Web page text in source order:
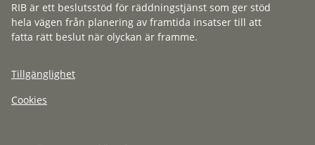
RIB är ett beslutsstöd för räddningstjänst som ger stöd
hela vägen från planering av framtida insatser till att
fatta rätt beslut när olyckan är framme.
Tillgänglighet
Cookies